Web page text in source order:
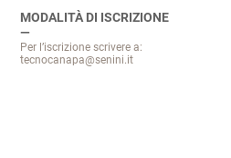
MODALITÀ DI ISCRIZIONE
Per l’iscrizione scrivere a:
tecnocanapa@senini.it